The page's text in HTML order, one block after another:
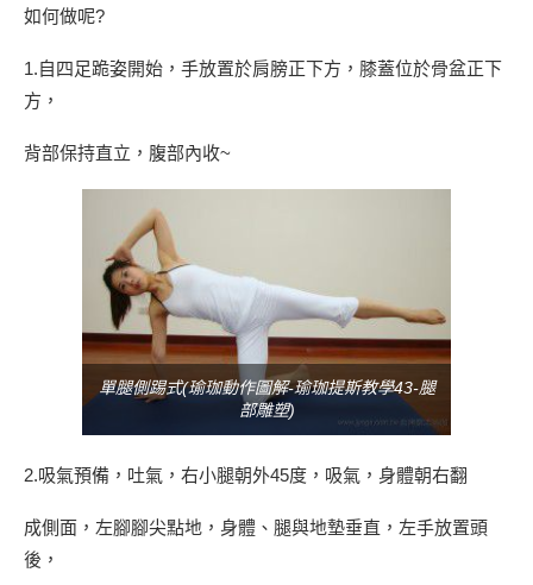
如何做呢?
1.自四足跪姿開始，手放置於肩膀正下方，膝蓋位於骨盆正下
方，
背部保持直立，腹部內收~
單腿側踢式(瑜珈動作圖解-瑜珈提斯教學43-腿
部雕塑)
2.吸氣預備，吐氣，右小腿朝外45度，吸氣，身體朝右翻
成側面，左腳腳尖點地，身體、腿與地墊垂直，左手放置頭
後，